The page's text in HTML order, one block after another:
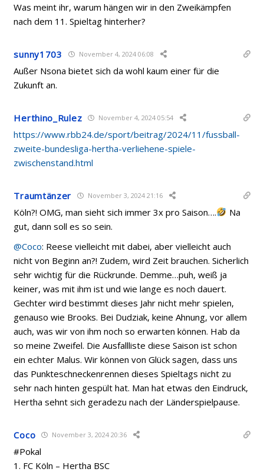
Was meint ihr, warum hängen wir in den Zweikämpfen
nach dem 11. Spieltag hinterher?
sunny1703 November 4, 2024 06:08
Außer Nsona bietet sich da wohl kaum einer für die
Zukunft an.
Herthino_Rulez November 4, 2024 05:54
https://www.rbb24.de/sport/beitrag/2024/11/fussball-
zweite-bundesliga-hertha-verliehene-spiele-
zwischenstand.html
Traumtänzer November 3, 2024 21:16
Köln?! OMG, man sieht sich immer 3x pro Saison….
Na
gut, dann soll es so sein.
@Coco: Reese vielleicht mit dabei, aber vielleicht auch
nicht von Beginn an?! Zudem, wird Zeit brauchen. Sicherlich
sehr wichtig für die Rückrunde. Demme…puh, weiß ja
keiner, was mit ihm ist und wie lange es noch dauert.
Gechter wird bestimmt dieses Jahr nicht mehr spielen,
genauso wie Brooks. Bei Dudziak, keine Ahnung, vor allem
auch, was wir von ihm noch so erwarten können. Hab da
so meine Zweifel. Die Ausfallliste diese Saison ist schon
ein echter Malus. Wir können von Glück sagen, dass uns
das Punkteschneckenrennen dieses Spieltags nicht zu
sehr nach hinten gespült hat. Man hat etwas den Eindruck,
Hertha sehnt sich geradezu nach der Länderspielpause.
Coco November 3, 2024 20:36
#Pokal
1. FC Köln – Hertha BSC